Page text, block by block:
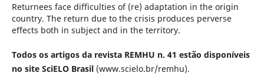
Returnees face difficulties of (re) adaptation in the origin
country. The return due to the crisis produces perverse
effects both in subject and in the territory.
Todos os artigos da revista REMHU n. 41 estão disponíveis
no site SciELO Brasil(www.scielo.br/remhu).